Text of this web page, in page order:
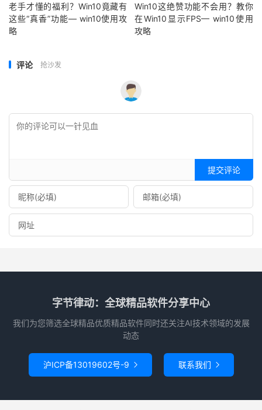
老手才懂的福利？Win10竟藏有
这些“真香”功能— win10使用攻
略
Win10这绝赞功能不会用？教你
在Win10显示FPS— win10使用
攻略
评论 抢沙发
提交评论
字节律动：全球精品软件分享中心
我们为您筛选全球精品优质精品软件同时还关注AI技术领域的发展
动态
沪ICP备13019602号-9  联系我们 